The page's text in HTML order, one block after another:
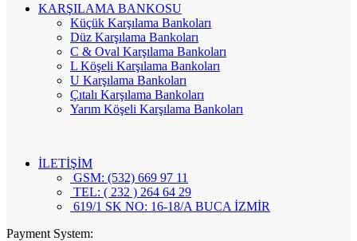
KARŞILAMA BANKOSU
Küçük Karşılama Bankoları
Düz Karşılama Bankoları
C & Oval Karşılama Bankoları
L Köşeli Karşılama Bankoları
U Karşılama Bankoları
Çıtalı Karşılama Bankoları
Yarım Köşeli Karşılama Bankoları
İLETİŞİM
GSM: (532) 669 97 11
TEL: ( 232 ) 264 64 29
619/1 SK NO: 16-18/A BUCA İZMİR
Payment System: